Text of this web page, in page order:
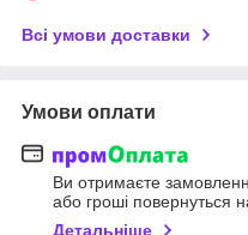
Всі умови доставки
Умови оплати
Ви отримаєте
або гроші повернуться
Детальніше